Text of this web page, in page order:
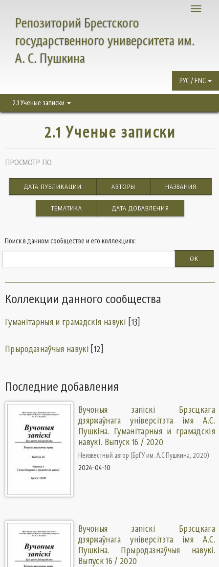
Toggle
Репозиторий Брестского
государственного университета им.
А. С. Пушкина
РУС / ENG
2.1 Ученые записки
2.1 Ученые записки
ПРОСМОТР ПО
ДАТА ПУБЛИКАЦИИ АВТОРЫ НАЗВАНИЯ
ТЕМАТИКА ДАТА ДОБАВЛЕНИЯ
Поиск в данном сообществе и его коллекциях:
OK
Коллекции данного сообщества
Гуманiтарныя и грамадскiя навукi [13]
Прыродазнаўчыя навукі [12]
Последние добавления
Вучоныя запіскі Брэсцкага
дзяржаўнага універсітэта імя А.С.
Пушкіна. Гуманiтарныя и грамадскiя
навукi. Выпуск 16 / 2020
Неизвестный автор (БрГУ им. А.С.Пушкина, 2020)
2024-04-10
Вучоныя запіскі Брэсцкага
дзяржаўнага універсітэта імя А.С.
Пушкіна. Прыродазнаўчыя навукі.
Выпуск 16 / 2020